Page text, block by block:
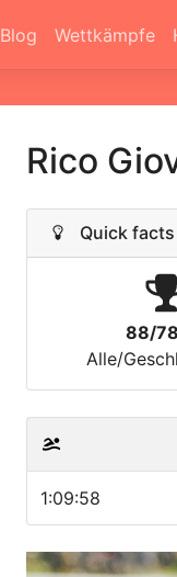
Blog Wettkämpfe
Rico
Quick facts
88/
Alle/
1:09:58